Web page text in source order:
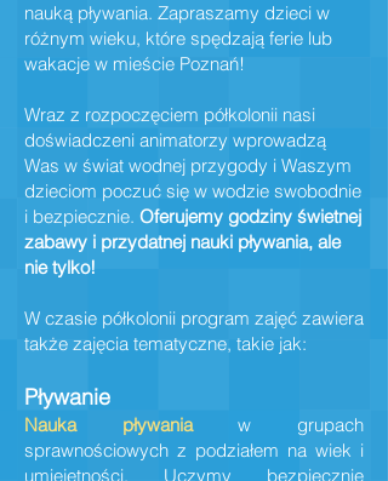
nauką pływania. Zapraszamy dzieci w
różnym wieku, które spędzają ferie lub
wakacje w mieście Poznań!
Wraz z rozpoczęciem półkolonii nasi
doświadczeni animatorzy wprowadzą
Was w świat wodnej przygody i Waszym
dzieciom poczuć się w wodzie swobodnie
i bezpiecznie. Oferujemy godziny świetnej
zabawy i przydatnej nauki pływania, ale
nie tylko!
W czasie półkolonii program zajęć zawiera
także zajęcia tematyczne, takie jak:
Pływanie
Nauka pływaniaw grupach
sprawnościowych z podziałem na wiek i
umiejętności. Uczymy bezpiecznie